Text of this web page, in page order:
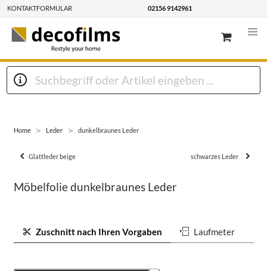
KONTAKTFORMULAR 02156 9142961
Home Leder dunkelbraunes Leder
Glattleder beige schwarzes Leder
Möbelfolie dunkelbraunes Leder
Zuschnitt nach Ihren Vorgaben Laufmeter